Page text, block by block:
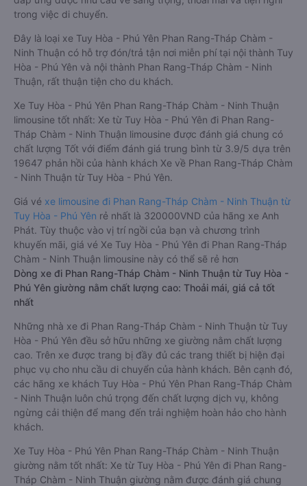
trong việc di chuyển.
Đây là loại xe Tuy Hòa - Phú Yên Phan Rang-Tháp Chàm -
Ninh Thuận có hỗ trợ đón/trả tận nơi miễn phí tại nội thành Tuy
Hòa - Phú Yên và nội thành Phan Rang-Tháp Chàm - Ninh
Thuận, rất thuận tiện cho du khách.
Xe Tuy Hòa - Phú Yên Phan Rang-Tháp Chàm - Ninh Thuận
limousine tốt nhất: Xe từ Tuy Hòa - Phú Yên đi Phan Rang-
Tháp Chàm - Ninh Thuận limousine được đánh giá chung có
chất lượng Tốt với điểm đánh giá trung bình từ 3.9/5 dựa trên
19647 phản hồi của hành khách Xe về Phan Rang-Tháp Chàm
- Ninh Thuận từ Tuy Hòa - Phú Yên.
Giá vé xe limousine đi Phan Rang-Tháp Chàm - Ninh Thuận từ
Tuy Hòa - Phú Yên rẻ nhất là 320000VND của hãng xe Anh
Phát. Tùy thuộc vào vị trí ngồi của bạn và chương trình
khuyến mãi, giá vé Xe Tuy Hòa - Phú Yên đi Phan Rang-Tháp
Chàm - Ninh Thuận limousine này có thể sẽ rẻ hơn
Dòng xe đi Phan Rang-Tháp Chàm - Ninh Thuận từ Tuy Hòa -
Phú Yên giường nằm chất lượng cao: Thoải mái, giá cả tốt
nhất
Những nhà xe đi Phan Rang-Tháp Chàm - Ninh Thuận từ Tuy
Hòa - Phú Yên đều sở hữu những xe giường nằm chất lượng
cao. Trên xe được trang bị đầy đủ các trang thiết bị hiện đại
phục vụ cho nhu cầu di chuyển của hành khách. Bên cạnh đó,
các hãng xe khách Tuy Hòa - Phú Yên Phan Rang-Tháp Chàm
- Ninh Thuận luôn chú trọng đến chất lượng dịch vụ, không
ngừng cải thiện để mang đến trải nghiệm hoàn hảo cho hành
khách.
Xe Tuy Hòa - Phú Yên Phan Rang-Tháp Chàm - Ninh Thuận
giường nằm tốt nhất: Xe từ Tuy Hòa - Phú Yên đi Phan Rang-
Tháp Chàm - Ninh Thuận giường nằm được đánh giá chung